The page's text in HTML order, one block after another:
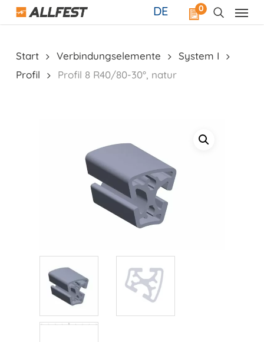
Skip
0
DE
Start Verbindungselemente
System I
Profil
Profil 8 R40/80-30°, natur